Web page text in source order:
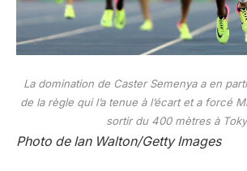
La domination de Caster Semenya a en
de la règle qui l’a tenue à l’écart et a forcé
sortir du 400 mètres à
Photo de Ian Walton/Getty Images